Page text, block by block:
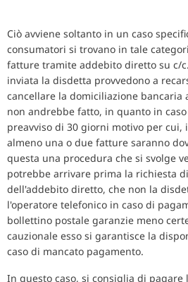
Ciò avviene soltanto in un caso
consumatori si trovano in tale
fatture tramite addebito diretto su c/
inviata la disdetta provvedono a
cancellare la domiciliazione bancaria
non andrebbe fatto, in quanto in
preavviso di 30 giorni motivo per cui,
almeno una o due fatture saranno
questa una procedura che si svolge
potrebbe arrivare prima la richiesta
dell'addebito diretto, che non la
l'operatore telefonico in caso di
bollettino postale garanzie meno
cauzionale esso si garantisce la
caso di mancato pagamento.
In questo caso, si consiglia di